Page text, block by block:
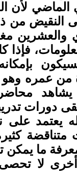
الماضي لأن
النقيض من
والعشرين
فإذا
عمره وهو
دورات
يعتمد
متناقضة
ما يمكن
لا تحصى